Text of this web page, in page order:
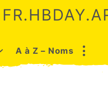
A à Z – Noms